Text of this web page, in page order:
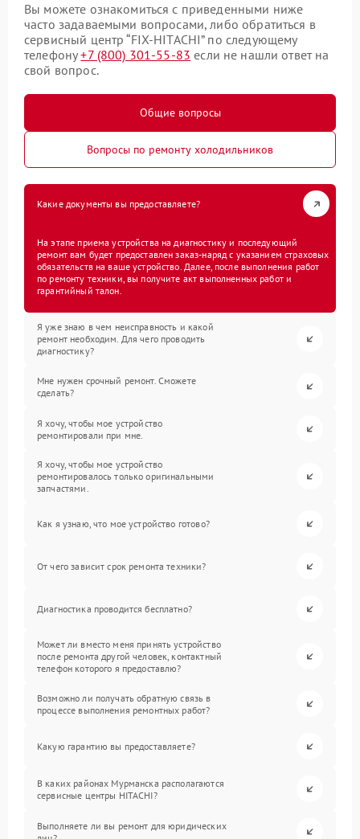
Вы можете ознакомиться с приведенными ниже
часто задаваемыми вопросами, либо обратиться в
сервисный центр “FIX-HITACHI” по следующему
телефону+7 (800) 301-55-83 если не нашли ответ на
свой вопрос.
Общие вопросы
Вопросы по ремонту холодильников
Какие документы вы предоставляете?
На этапе приема устройства на диагностику и последующий
ремонт вам будет предоставлен заказ-наряд с указанием страховых
обязательств на ваше устройство. Далее, после выполнения работ
по ремонту техники, вы получите акт выполненных работ и
гарантийный талон.
Я уже знаю в чем неисправность и какой
ремонт необходим. Для чего проводить
диагностику?
Мне нужен срочный ремонт. Сможете
сделать?
Я хочу, чтобы мое устройство
ремонтировали при мне.
Я хочу, чтобы мое устройство
ремонтировалось только оригинальными
запчастями.
Как я узнаю, что мое устройство готово?
От чего зависит срок ремонта техники?
Диагностика проводится бесплатно?
Может ли вместо меня принять устройство
после ремонта другой человек, контактный
телефон которого я предоставлю?
Возможно ли получать обратную связь в
процессе выполнения ремонтных работ?
Какую гарантию вы предоставляете?
В каких районах Мурманска располагаются
сервисные центры HITACHI?
Выполняете ли вы ремонт для юридических